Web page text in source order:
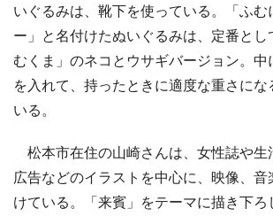
いぐるみは、靴下を使っている。「ふむ
ー」と名付けたぬいぐるみは、定番とし
むくま」のネコとウサギバージョン。中
を入れて、持ったときに適度な重さにな
いる。
松本市在住の山崎さんは、女性誌や生
広告などのイラストを中心に、映像、
けている。「来賓」をテーマに描き下